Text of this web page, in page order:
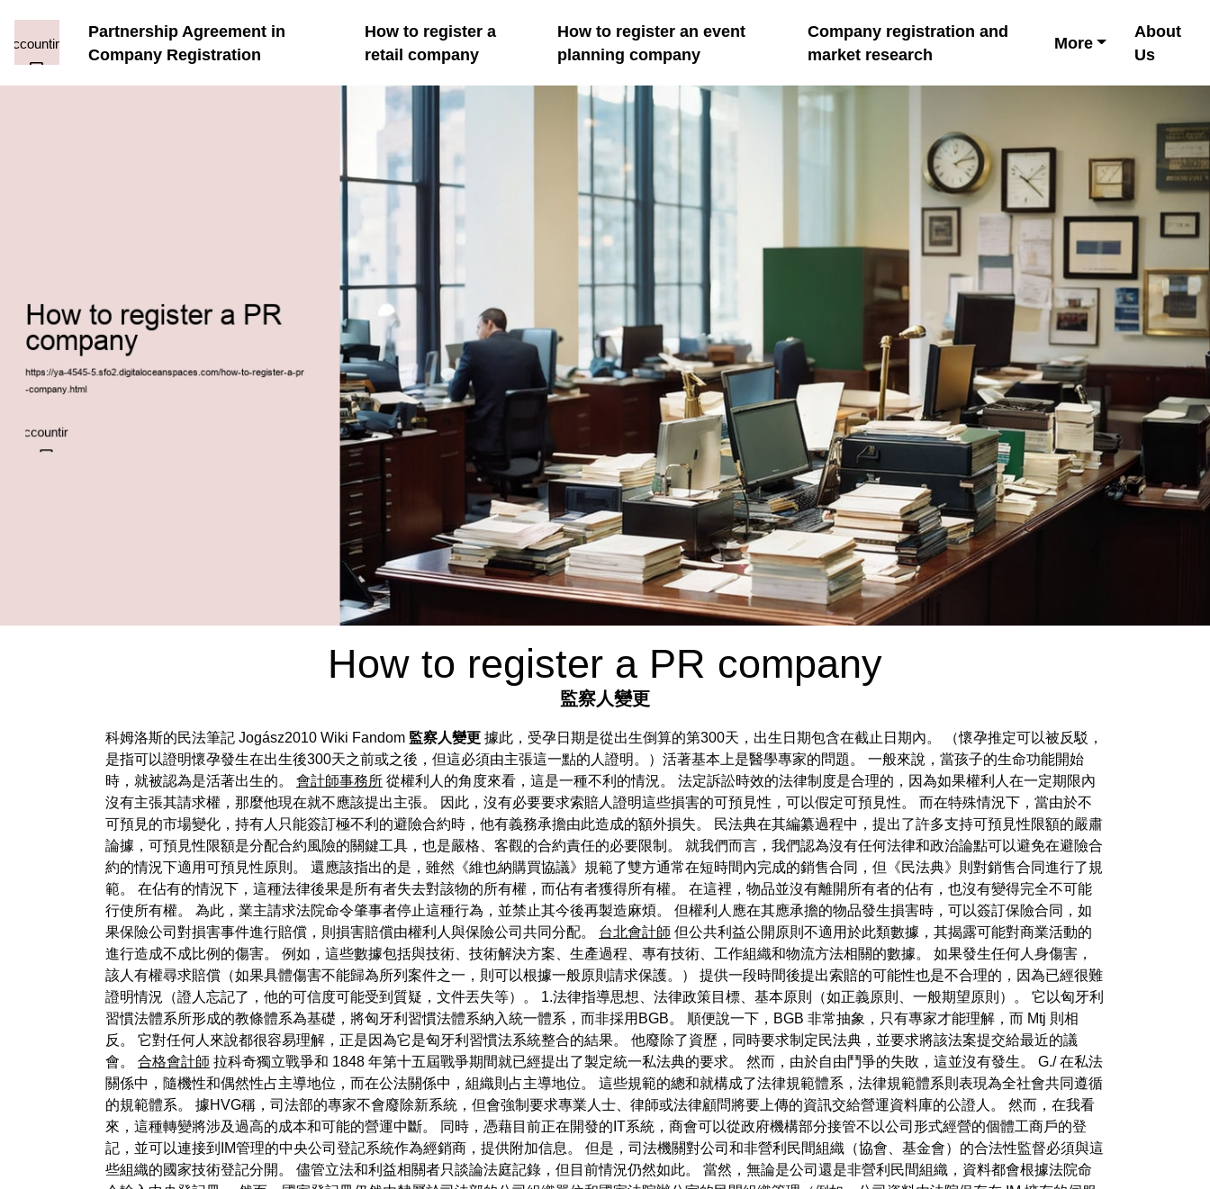
Partnership Agreement in
Company Registration
How to register a
retail company
How to register an event
planning company
Company registration and
market research
More
About
Us
How to register a PR company
監察人變更
科姆洛斯的民法筆記 Jogász2010 Wiki Fandom 監察人變更 據此，受孕日期是從出生倒算的第300天，出生日期包含在截止日期內。 （懷孕推定可以被反駁，
是指可以證明懷孕發生在出生後300天之前或之後，但這必須由主張這一點的人證明。）活著基本上是醫學專家的問題。 一般來說，當孩子的生命功能開始
時，就被認為是活著出生的。 會計師事務所 從權利人的角度來看，這是一種不利的情況。 法定訴訟時效的法律制度是合理的，因為如果權利人在一定期限內
沒有主張其請求權，那麼他現在就不應該提出主張。 因此，沒有必要要求索賠人證明這些損害的可預見性，可以假定可預見性。 而在特殊情況下，當由於不
可預見的市場變化，持有人只能簽訂極不利的避險合約時，他有義務承擔由此造成的額外損失。 民法典在其編纂過程中，提出了許多支持可預見性限額的嚴肅
論據，可預見性限額是分配合約風險的關鍵工具，也是嚴格、客觀的合約責任的必要限制。 就我們而言，我們認為沒有任何法律和政治論點可以避免在避險合
約的情況下適用可預見性原則。 還應該指出的是，雖然《維也納購買協議》規範了雙方通常在短時間內完成的銷售合同，但《民法典》則對銷售合同進行了規
範。 在佔有的情況下，這種法律後果是所有者失去對該物的所有權，而佔有者獲得所有權。 在這裡，物品並沒有離開所有者的佔有，也沒有變得完全不可能
行使所有權。 為此，業主請求法院命令肇事者停止這種行為，並禁止其今後再製造麻煩。 但權利人應在其應承擔的物品發生損害時，可以簽訂保險合同，如
果保險公司對損害事件進行賠償，則損害賠償由權利人與保險公司共同分配。 台北會計師 但公共利益公開原則不適用於此類數據，其揭露可能對商業活動的
進行造成不成比例的傷害。 例如，這些數據包括與技術、技術解決方案、生產過程、專有技術、工作組織和物流方法相關的數據。 如果發生任何人身傷害，
該人有權尋求賠償（如果具體傷害不能歸為所列案件之一，則可以根據一般原則請求保護。） 提供一段時間後提出索賠的可能性也是不合理的，因為已經很難
證明情況（證人忘記了，他的可信度可能受到質疑，文件丟失等）。 1.法律指導思想、法律政策目標、基本原則（如正義原則、一般期望原則）。 它以匈牙利
習慣法體系所形成的教條體系為基礎，將匈牙利習慣法體系納入統一體系，而非採用BGB。 順便說一下，BGB 非常抽象，只有專家才能理解，而 Mtj 則相
反。 它對任何人來說都很容易理解，正是因為它是匈牙利習慣法系統整合的結果。 他廢除了資歷，同時要求制定民法典，並要求將該法案提交給最近的議
會。 合格會計師 拉科奇獨立戰爭和 1848 年第十五屆戰爭期間就已經提出了製定統一私法典的要求。 然而，由於自由鬥爭的失敗，這並沒有發生。 G./ 在私法
關係中，隨機性和偶然性占主導地位，而在公法關係中，組織則占主導地位。 這些規範的總和就構成了法律規範體系，法律規範體系則表現為全社會共同遵循
的規範體系。 據HVG稱，司法部的專家不會廢除新系統，但會強制要求專業人士、律師或法律顧問將要上傳的資訊交給營運資料庫的公證人。 然而，在我看
來，這種轉變將涉及過高的成本和可能的營運中斷。 同時，憑藉目前正在開發的IT系統，商會可以從政府機構部分接管不以公司形式經營的個體工商戶的登
記，並可以連接到IM管理的中央公司登記系統作為經銷商，提供附加信息。 但是，司法機關對公司和非營利民間組織（協會、基金會）的合法性監督必須與這
些組織的國家技術登記分開。 儘管立法和利益相關者只談論法庭記錄，但目前情況仍然如此。 當然，無論是公司還是非營利民間組織，資料都會根據法院命